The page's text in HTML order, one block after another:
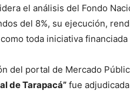
el análisis del Fondo
del 8%, su ejecución,
toda iniciativa
del portal de Mercado
de Tarapacá” fue